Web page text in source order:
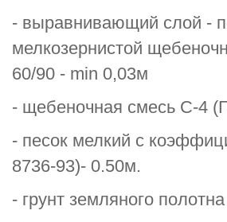
- выравнивающий слой -
мелкозернистой
60/90 - min 0,03м
- щебеночная смесь С-4
- песок мелкий с
8736-93)- 0.50м.
- грунт земляного полотна